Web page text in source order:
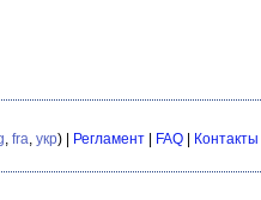
, fra, укр) | Регламент FAQ Контакты